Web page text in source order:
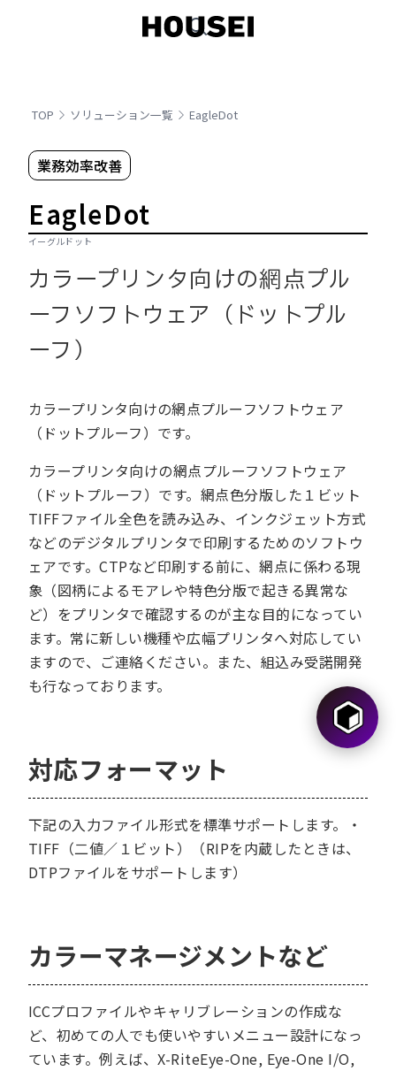
TOP ソリューション一覧 EagleDot
業務効率改善
EagleDot
イーグルドット
カラープリンタ向けの網点プル
ーフソフトウェア（ドットプル
ーフ）
カラープリンタ向けの網点プルーフソフトウェア
（ドットプルーフ）です。
カラープリンタ向けの網点プルーフソフトウェア
（ドットプルーフ）です。網点色分版した１ビット
TIFFファイル全色を読み込み、インクジェット方式
などのデジタルプリンタで印刷するためのソフトウ
ェアです。CTPなど印刷する前に、網点に係わる現
象（図柄によるモアレや特色分版で起きる異常な
ど）をプリンタで確認するのが主な目的になってい
ます。常に新しい機種や広幅プリンタへ対応してい
ますので、ご連絡ください。また、組込み受諾開発
も行なっております。
対応フォーマット
下記の入力ファイル形式を標準サポートします。・
TIFF（二値／１ビット）（RIPを内蔵したときは、
DTPファイルをサポートします）
カラーマネージメントなど
ICCプロファイルやキャリブレーションの作成な
ど、初めての人でも使いやすいメニュー設計になっ
ています。例えば、X-RiteEye-One, Eye-One I/O,